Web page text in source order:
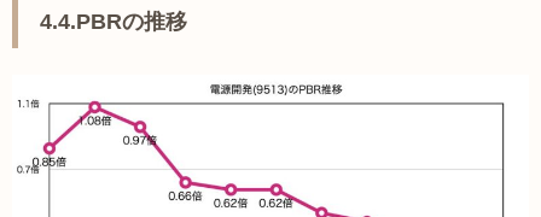
4.4.PBRの推移